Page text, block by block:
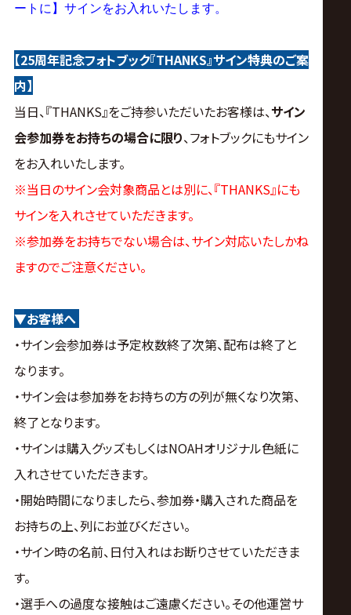
ートに】サインをお入れいたします。
【25周年記念フォトブック『THANKS』サイン特典のご案
内】
当日、『THANKS』をご持参いただいたお客様は、サイン
会参加券をお持ちの場合に限り、フォトブックにもサイン
をお入れいたします。
※当日のサイン会対象商品とは別に、『THANKS』にも
サインを入れさせていただきます。
※参加券をお持ちでない場合は、サイン対応いたしかね
ますのでご注意ください。
▼お客様へ
・サイン会参加券は予定枚数終了次第、配布は終了と
なります。
・サイン会は参加券をお持ちの方の列が無くなり次第、
終了となります。
・サインは購入グッズもしくはNOAHオリジナル色紙に
入れさせていただきます。
・開始時間になりましたら、参加券・購入された商品を
お持ちの上、列にお並びください。
・サイン時の名前、日付入れはお断りさせていただきま
す。
・選手への過度な接触はご遠慮ください。その他運営サ